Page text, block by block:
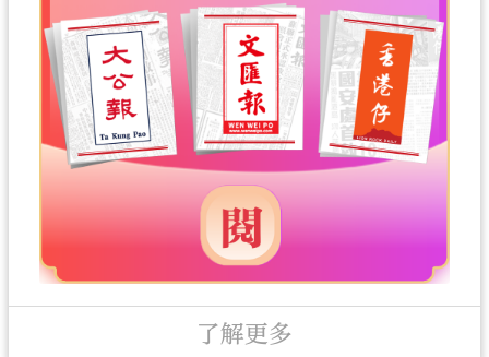
了解更多